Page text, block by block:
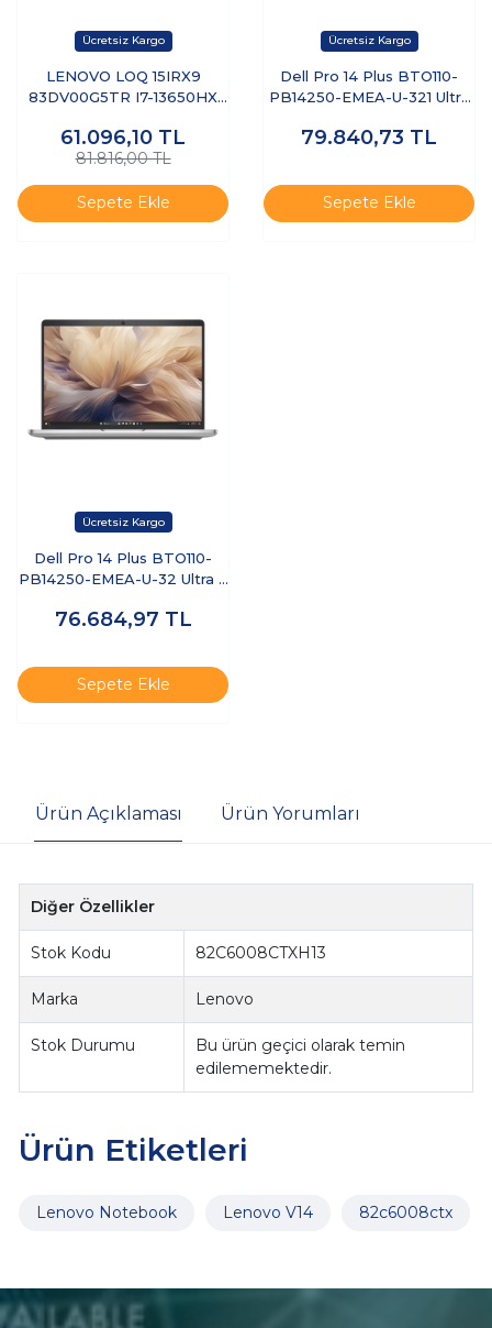
LENOVO LOQ 15IRX9
83DV00G5TR I7-13650HX
RTX3050 15.6" DOS
61.096,10 TL
81.816,00 TL
Sepete Ekle
Dell Pro 14 Plus BTO110-
PB14250-EMEA-U-321 Ultra
Free Dos Dizüstü Bilgisayar
79.840,73 TL
Sepete Ekle
Dell Pro 14 Plus BTO110-
PB14250-EMEA-U-32 Ultra 7
Ubuntu Dizüstü Bilgisayar
76.684,97 TL
Sepete Ekle
Ürün Açıklaması Ürün Yorumları
Diğer Özellikler
Stok Kodu 82C6008CTXH13
Marka Lenovo
Stok Durumu
Bu ürün geçici olarak temin
edilememektedir.
Ürün Etiketleri
Lenovo Notebook Lenovo V14 82c6008ctx